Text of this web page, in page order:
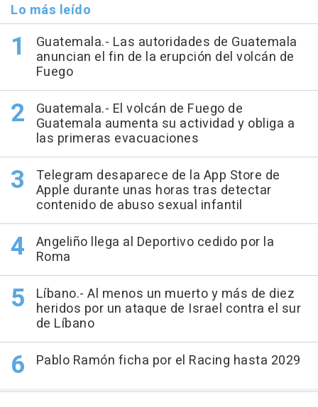
Lo más leído
Guatemala.- Las autoridades de Guatemala
anuncian el fin de la erupción del volcán de
Fuego
Guatemala.- El volcán de Fuego de
Guatemala aumenta su actividad y obliga a
las primeras evacuaciones
Telegram desaparece de la App Store de
Apple durante unas horas tras detectar
contenido de abuso sexual infantil
Angeliño llega al Deportivo cedido por la
Roma
Líbano.- Al menos un muerto y más de diez
heridos por un ataque de Israel contra el sur
de Líbano
Pablo Ramón ficha por el Racing hasta 2029